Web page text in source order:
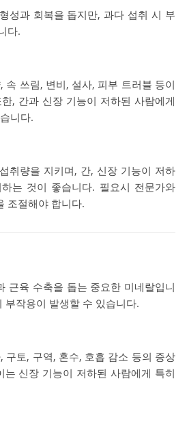
성과 회복을 돕지만, 과다 섭취 시 부
다.
속 쓰림, 변비, 설사, 피부 트러블 등이
, 간과 신장 기능이 저하된 사람에게
니다.
취량을 지키며, 간, 신장 기능이 저하
는 것이 좋습니다. 필요시 전문가와
조절해야 합니다.
근육 수축을 돕는 중요한 미네랄입니
부작용이 발생할 수 있습니다.
구토, 구역, 혼수, 호흡 감소 등의 증상
는 신장 기능이 저하된 사람에게 특히